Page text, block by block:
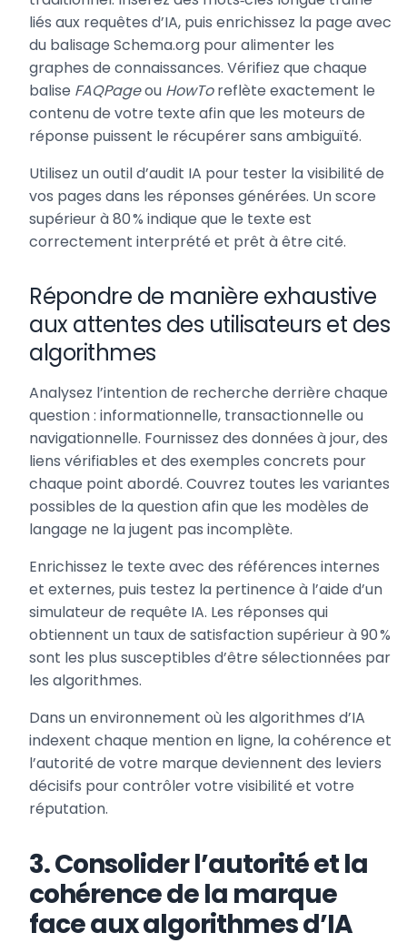
liés aux requêtes d’IA, puis enrichissez la page avec
du balisage Schema.org pour alimenter les
graphes de connaissances. Vérifiez que chaque
balise FAQPageou HowToreflète exactement le
contenu de votre texte afin que les moteurs de
réponse puissent le récupérer sans ambiguïté.
Utilisez un outil d’audit IA pour tester la visibilité de
vos pages dans les réponses générées. Un score
supérieur à 80 % indique que le texte est
correctement interprété et prêt à être cité.
Répondre de manière exhaustive
aux attentes des utilisateurs et des
algorithmes
Analysez l’intention de recherche derrière chaque
question : informationnelle, transactionnelle ou
navigationnelle. Fournissez des données à jour, des
liens vérifiables et des exemples concrets pour
chaque point abordé. Couvrez toutes les variantes
possibles de la question afin que les modèles de
langage ne la jugent pas incomplète.
Enrichissez le texte avec des références internes
et externes, puis testez la pertinence à l’aide d’un
simulateur de requête IA. Les réponses qui
obtiennent un taux de satisfaction supérieur à 90 %
sont les plus susceptibles d’être sélectionnées par
les algorithmes.
Dans un environnement où les algorithmes d’IA
indexent chaque mention en ligne, la cohérence et
l’autorité de votre marque deviennent des leviers
décisifs pour contrôler votre visibilité et votre
réputation.
3. Consolider l’autorité et la
cohérence de la marque
face aux algorithmes d’IA